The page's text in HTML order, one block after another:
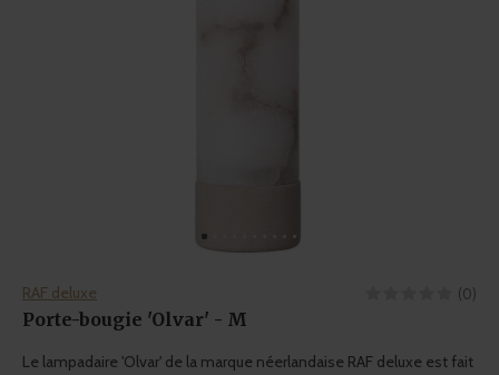
RAF deluxe (0)
Porte-bougie 'Olvar' - M
Le lampadaire 'Olvar' de la marque néerlandaise RAF deluxe est fait